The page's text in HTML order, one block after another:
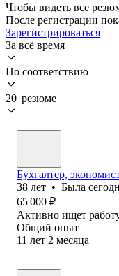
Чтобы видеть все
После регистрации
Зарегистрироваться
За всё время
По соответствию
20 резюме
Бухгалтер,
38 лет • Была
65 000 ₽
Активно ищет
Общий опыт
11 лет 2 месяца